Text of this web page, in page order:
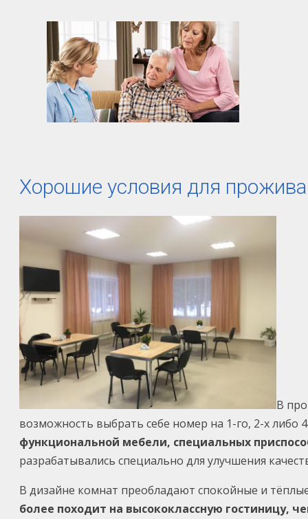
Хорошие условия для
В
возможность выбрать себе номер на 1-го, 2-х либо
функциональной мебели, специальных
разрабатывались специально для улучшения
В дизайне комнат преобладают спокойные и
более походит на высококлассную гостиницу,